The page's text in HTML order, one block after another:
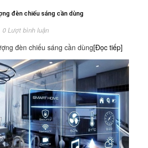
đèn chiếu sáng cần dùng
0 Lượt bình luận
đèn chiếu sáng cần dùng[Đọc tiếp]